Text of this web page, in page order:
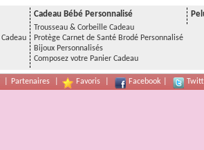
Cadeau Bébé Personnalisé
Trousseau & Corbeille Cadeau
Protège Carnet de Santé Brodé Personnalisé
Bijoux Personnalisés
Composez votre Panier Cadeau
Partenaires Favoris Facebook